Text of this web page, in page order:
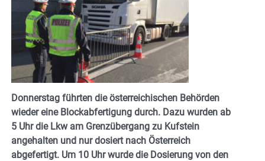
Donnerstag führten die österreichischen Behörden
wieder eine Blockabfertigung durch. Dazu wurden ab
5 Uhr die Lkw am Grenzübergang zu Kufstein
angehalten und nur dosiert nach Österreich
abgefertigt. Um 10 Uhr wurde die Dosierung von den